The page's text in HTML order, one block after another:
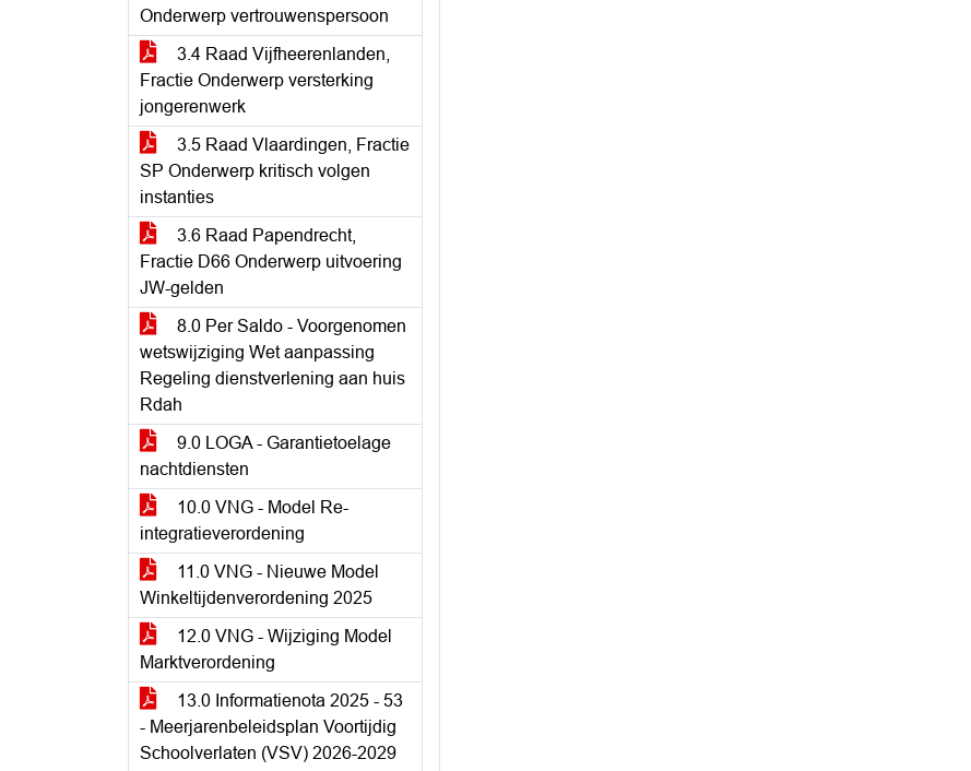
Onderwerp vertrouwenspersoon
3.4 Raad Vijfheerenlanden,
Fractie Onderwerp versterking
jongerenwerk
3.5 Raad Vlaardingen, Fractie
SP Onderwerp kritisch volgen
instanties
3.6 Raad Papendrecht,
Fractie D66 Onderwerp uitvoering
JW-gelden
8.0 Per Saldo - Voorgenomen
wetswijziging Wet aanpassing
Regeling dienstverlening aan huis
Rdah
9.0 LOGA - Garantietoelage
nachtdiensten
10.0 VNG - Model Re-
integratieverordening
11.0 VNG - Nieuwe Model
Winkeltijdenverordening 2025
12.0 VNG - Wijziging Model
Marktverordening
13.0 Informatienota 2025 - 53
- Meerjarenbeleidsplan Voortijdig
Schoolverlaten (VSV) 2026-2029